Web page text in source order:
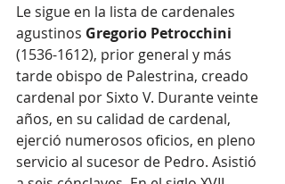
Le sigue en la lista de cardenales
agustinos Gregorio Petrocchini
(1536-1612), prior general y más
tarde obispo de Palestrina, creado
cardenal por Sixto V. Durante veinte
años, en su calidad de cardenal,
ejerció numerosos oficios, en pleno
servicio al sucesor de Pedro. Asistió